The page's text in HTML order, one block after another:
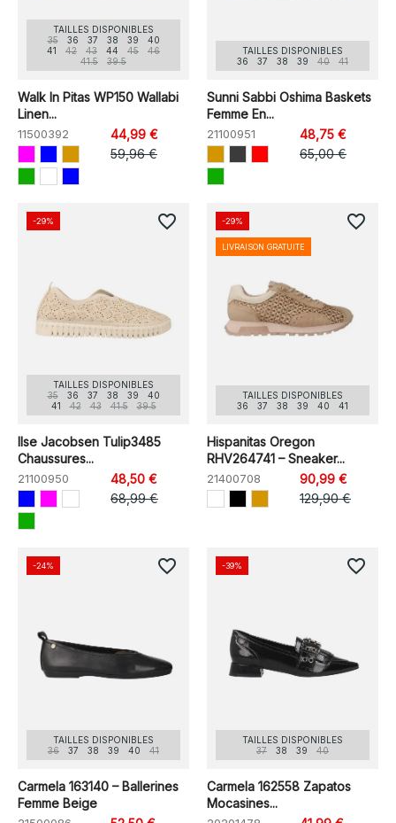
TAILLES DISPONIBLES
35
36 37 38 39
40
41
42 43 44 45
46
41.5
39.5
Walk In Pitas WP150 Wallabi
Linen...
11500392
44,99 €
59,96 €
TAILLES DISPONIBLES
36
37 38 39 40 41
Sunni Sabbi Oshima Baskets
Femme En...
21100951
48,75 €
65,00 €
TAILLES DISPONIBLES
35
36 37 38 39
40
41
42 43 41.5 39.5
Ilse Jacobsen Tulip3485
Chaussures...
21100950
48,50 €
68,99 €
-29% favorite_border
TAILLES DISPONIBLES
36
37 38 39 40 41
Hispanitas Oregon
RHV264741 – Sneaker...
21400708
90,99 €
129,90 €
-29%
LIVRAISON GRATUITE
favorite_border
TAILLES DISPONIBLES
36
37 38 39 40 41
Carmela 163140 – Ballerines
Femme Beige
-24% favorite_border
TAILLES DISPONIBLES
37
38 39 40
Carmela 162558 Zapatos
Mocasines...
-39% favorite_border